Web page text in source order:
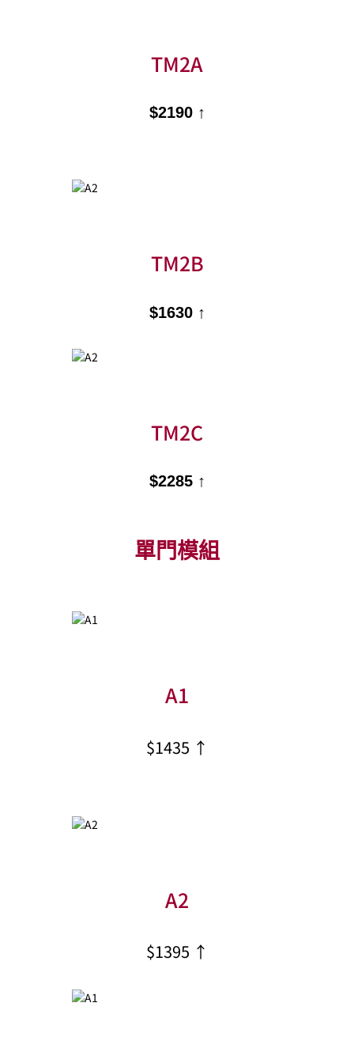
TM2A
$2190 ↑
TM2B
$1630 ↑
TM2C
$2285 ↑
單門模組
A1
$1435 ↑
A2
$1395 ↑